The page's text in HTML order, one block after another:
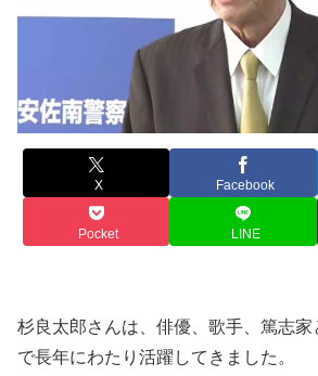
X Facebook
Pocket LINE
杉良太郎さんは、俳優、歌手、篤志
で長年にわたり活躍してきました。